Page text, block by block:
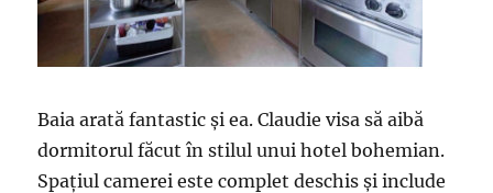
Baia arată fantastic şi ea. Claudie visa să aibă
dormitorul făcut în stilul unui hotel bohemian.
Spaţiul camerei este complet deschis şi include